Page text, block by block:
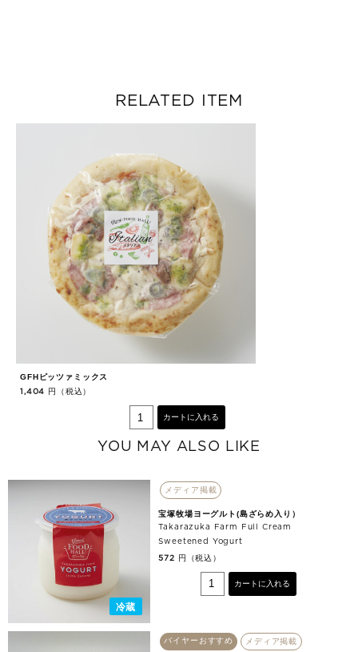
RELATED ITEM
GFHピッツァミックス
1,404 円（税込）
カートに入れる
YOU MAY ALSO LIKE
冷蔵
メディア掲載
宝塚牧場ヨーグルト(島ざらめ入り）
Takarazuka Farm Full Cream
Sweetened Yogurt
572 円（税込）
カートに入れる
バイヤーおすすめ メディア掲載